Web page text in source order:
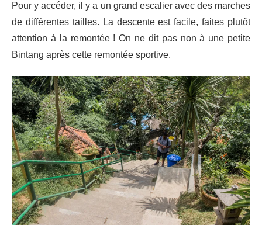
Pour y accéder, il y a un grand escalier avec des marches
de différentes tailles. La descente est facile, faites plutôt
attention à la remontée ! On ne dit pas non à une petite
Bintang après cette remontée sportive.